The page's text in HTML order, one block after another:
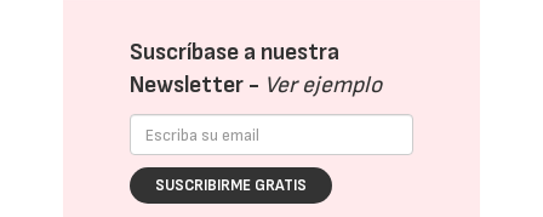
Suscríbase a nuestra
Newsletter - Ver ejemplo
SUSCRIBIRME GRATIS